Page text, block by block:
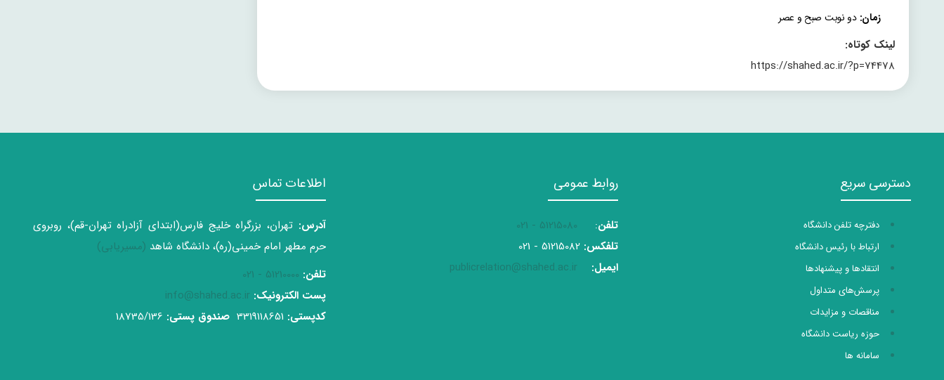
زمان: دو نوبت صبح و عصر
لینک کوتاه:
https://shahed.ac.ir/?p=74478
دسترسی سریع
دفترچه تلفن دانشگاه
ارتباط با رئیس دانشگاه
انتقادها و پیشنهادها
پرسش‌های متداول
مناقصات و مزایدات
حوزه ریاست دانشگاه
سامانه ها
روابط عمومی
تلفن:
51215080 - 021
تلفکس:
ایمیل:
publicrelation@shahed.ac.ir
اطلاعات تماس
آدرس: تهران، بزرگراه خلیج فارس(ابتدای آزادراه تهران-قم)، روبروی
حرم مطهر امام خمینی(ره)، دانشگاه شاهد (مسیریابی)
تلفن: 51210000 - 021
پست الکترونیک: info@shahed.ac.ir
کدپستی:
صندوق پستی: